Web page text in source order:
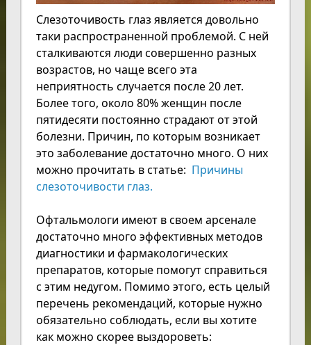
Слезоточивость глаз является довольно
таки распространенной проблемой. С ней
сталкиваются люди совершенно разных
возрастов, но чаще всего эта
неприятность случается после 20 лет.
Более того, около 80% женщин после
пятидесяти постоянно страдают от этой
болезни. Причин, по которым возникает
это заболевание достаточно много. О них
можно прочитать в статье: Причины
слезоточивости глаз.
Офтальмологи имеют в своем арсенале
достаточно много эффективных методов
диагностики и фармакологических
препаратов, которые помогут справиться
с этим недугом. Помимо этого, есть целый
перечень рекомендаций, которые нужно
обязательно соблюдать, если вы хотите
как можно скорее выздороветь: